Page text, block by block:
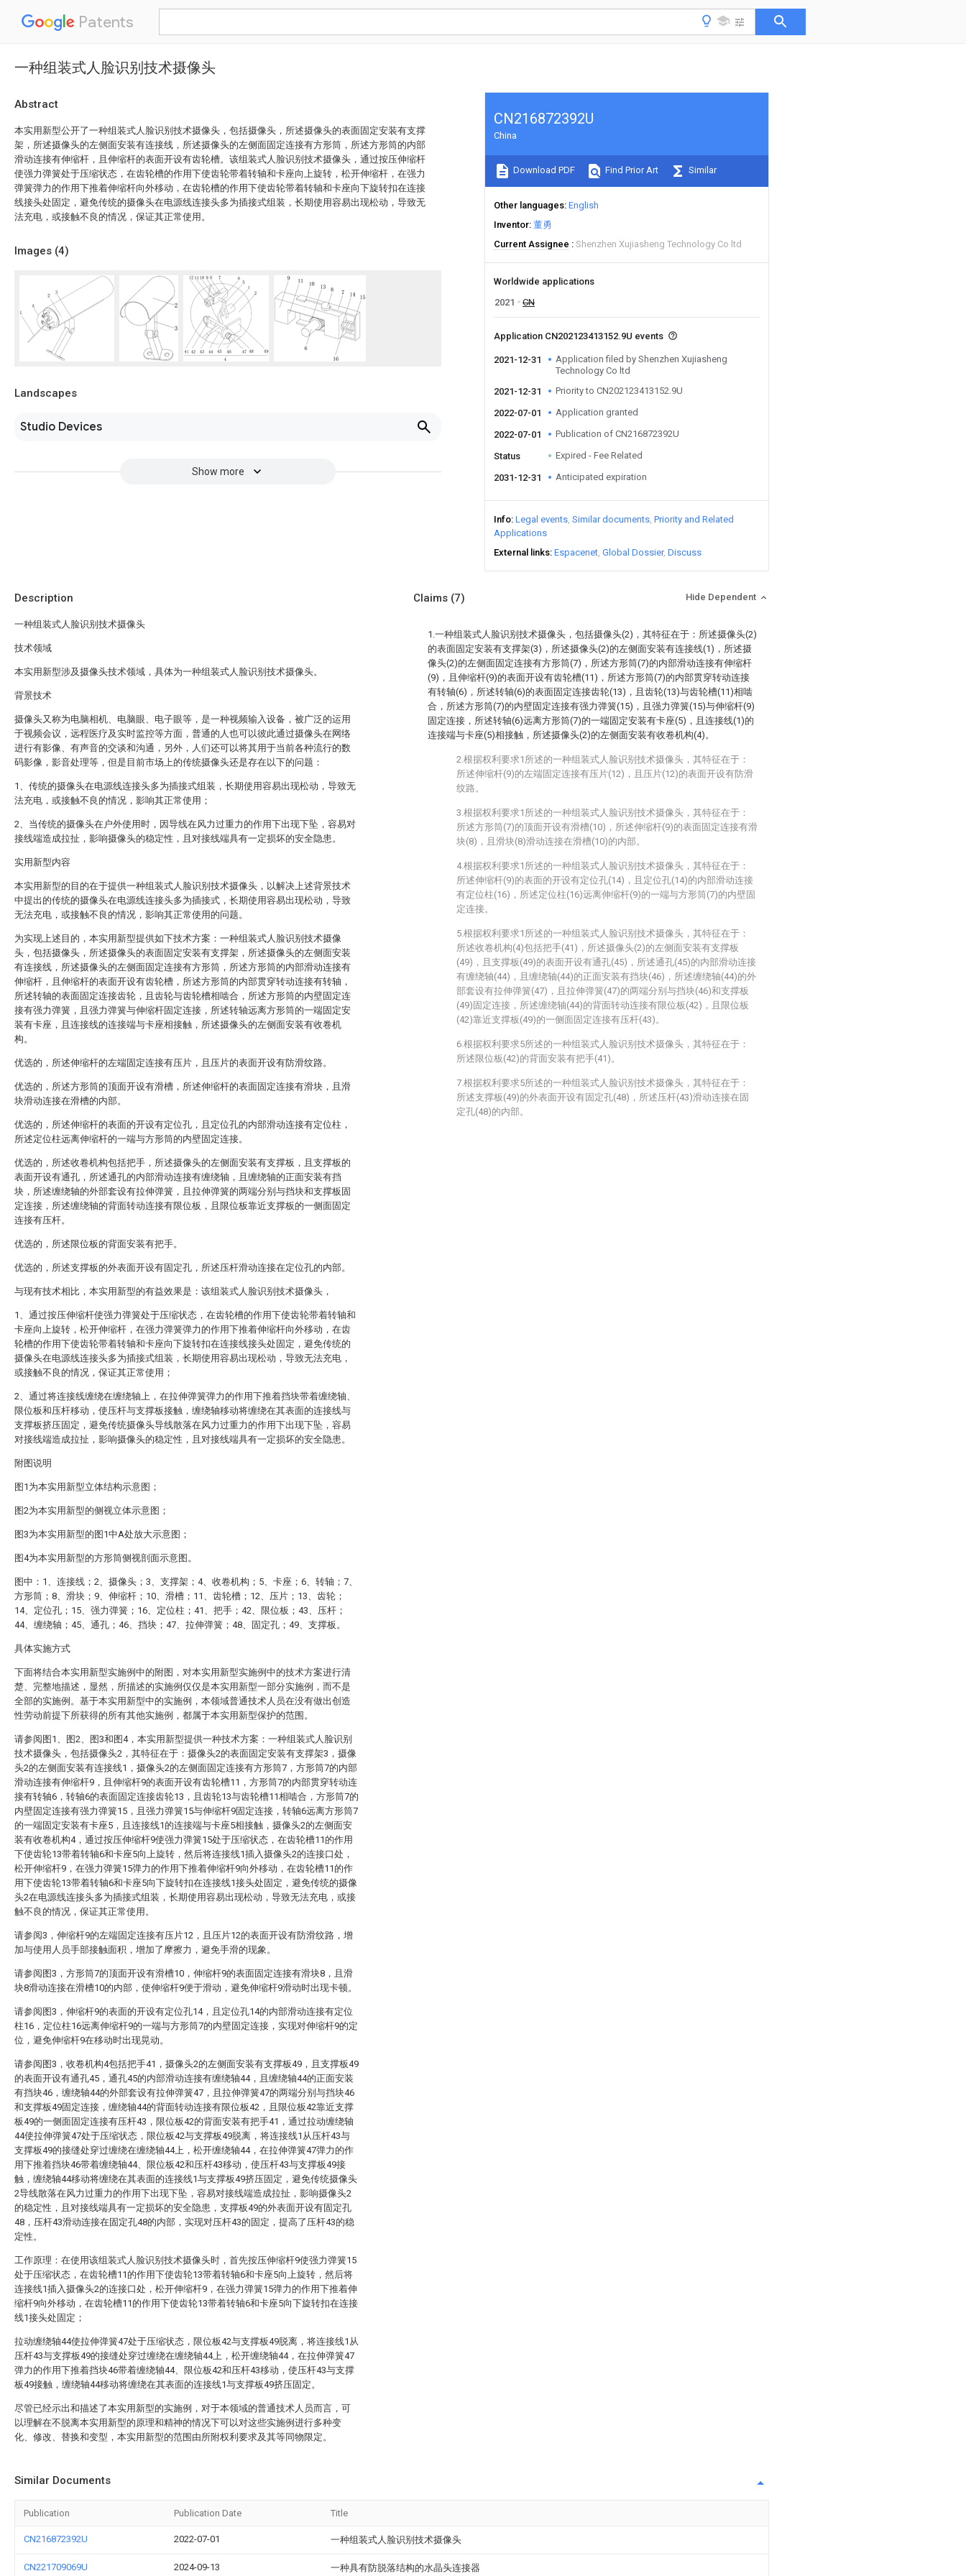
Patents
一种组装式人脸识别技术摄像头
Abstract
本实用新型公开了一种组装式人脸识别技术摄像头，包括摄像头，所述摄像头的表面固定安装有支撑
架，所述摄像头的左侧面安装有连接线，所述摄像头的左侧面固定连接有方形筒，所述方形筒的内部
滑动连接有伸缩杆，且伸缩杆的表面开设有齿轮槽。该组装式人脸识别技术摄像头，通过按压伸缩杆
使强力弹簧处于压缩状态，在齿轮槽的作用下使齿轮带着转轴和卡座向上旋转，松开伸缩杆，在强力
弹簧弹力的作用下推着伸缩杆向外移动，在齿轮槽的作用下使齿轮带着转轴和卡座向下旋转扣在连接
线接头处固定，避免传统的摄像头在电源线连接头多为插接式组装，长期使用容易出现松动，导致无
法充电，或接触不良的情况，保证其正常使用。
Images (4)
Landscapes
Studio Devices
Show more
CN216872392U
China
Download PDF Find Prior Art Similar
Other languages English
Inventor 董勇
Current Assignee
Shenzhen Xujiasheng Technology Co ltd
Worldwide applications
2021
CN
Application CN202123413152.9U events
2021-12-31
Application filed by Shenzhen Xujiasheng
Technology Co ltd
2021-12-31
Priority to CN202123413152.9U
2022-07-01 Application granted
2022-07-01 Publication of CN216872392U
Status Expired - Fee Related
2031-12-31 Anticipated expiration
Info Legal events Similar documents Priority and Related
Applications
External links Espacenet Global Dossier Discuss
Description
一种组装式人脸识别技术摄像头
技术领域
本实用新型涉及摄像头技术领域，具体为一种组装式人脸识别技术摄像头。
背景技术
摄像头又称为电脑相机、电脑眼、电子眼等，是一种视频输入设备，被广泛的运用
于视频会议，远程医疗及实时监控等方面，普通的人也可以彼此通过摄像头在网络
进行有影像、有声音的交谈和沟通，另外，人们还可以将其用于当前各种流行的数
码影像，影音处理等，但是目前市场上的传统摄像头还是存在以下的问题：
1、传统的摄像头在电源线连接头多为插接式组装，长期使用容易出现松动，导致无
法充电，或接触不良的情况，影响其正常使用；
2、当传统的摄像头在户外使用时，因导线在风力过重力的作用下出现下坠，容易对
接线端造成拉扯，影响摄像头的稳定性，且对接线端具有一定损坏的安全隐患。
实用新型内容
本实用新型的目的在于提供一种组装式人脸识别技术摄像头，以解决上述背景技术
中提出的传统的摄像头在电源线连接头多为插接式，长期使用容易出现松动，导致
无法充电，或接触不良的情况，影响其正常使用的问题。
为实现上述目的，本实用新型提供如下技术方案：一种组装式人脸识别技术摄像
头，包括摄像头，所述摄像头的表面固定安装有支撑架，所述摄像头的左侧面安装
有连接线，所述摄像头的左侧面固定连接有方形筒，所述方形筒的内部滑动连接有
伸缩杆，且伸缩杆的表面开设有齿轮槽，所述方形筒的内部贯穿转动连接有转轴，
所述转轴的表面固定连接齿轮，且齿轮与齿轮槽相啮合，所述方形筒的内壁固定连
接有强力弹簧，且强力弹簧与伸缩杆固定连接，所述转轴远离方形筒的一端固定安
装有卡座，且连接线的连接端与卡座相接触，所述摄像头的左侧面安装有收卷机
构。
优选的，所述伸缩杆的左端固定连接有压片，且压片的表面开设有防滑纹路。
优选的，所述方形筒的顶面开设有滑槽，所述伸缩杆的表面固定连接有滑块，且滑
块滑动连接在滑槽的内部。
优选的，所述伸缩杆的表面的开设有定位孔，且定位孔的内部滑动连接有定位柱，
所述定位柱远离伸缩杆的一端与方形筒的内壁固定连接。
优选的，所述收卷机构包括把手，所述摄像头的左侧面安装有支撑板，且支撑板的
表面开设有通孔，所述通孔的内部滑动连接有缠绕轴，且缠绕轴的正面安装有挡
块，所述缠绕轴的外部套设有拉伸弹簧，且拉伸弹簧的两端分别与挡块和支撑板固
定连接，所述缠绕轴的背面转动连接有限位板，且限位板靠近支撑板的一侧面固定
连接有压杆。
优选的，所述限位板的背面安装有把手。
优选的，所述支撑板的外表面开设有固定孔，所述压杆滑动连接在定位孔的内部。
与现有技术相比，本实用新型的有益效果是：该组装式人脸识别技术摄像头，
1、通过按压伸缩杆使强力弹簧处于压缩状态，在齿轮槽的作用下使齿轮带着转轴和
卡座向上旋转，松开伸缩杆，在强力弹簧弹力的作用下推着伸缩杆向外移动，在齿
轮槽的作用下使齿轮带着转轴和卡座向下旋转扣在连接线接头处固定，避免传统的
摄像头在电源线连接头多为插接式组装，长期使用容易出现松动，导致无法充电，
或接触不良的情况，保证其正常使用；
2、通过将连接线缠绕在缠绕轴上，在拉伸弹簧弹力的作用下推着挡块带着缠绕轴、
限位板和压杆移动，使压杆与支撑板接触，缠绕轴移动将缠绕在其表面的连接线与
支撑板挤压固定，避免传统摄像头导线散落在风力过重力的作用下出现下坠，容易
对接线端造成拉扯，影响摄像头的稳定性，且对接线端具有一定损坏的安全隐患。
附图说明
图1为本实用新型立体结构示意图；
图2为本实用新型的侧视立体示意图；
图3为本实用新型的图1中A处放大示意图；
图4为本实用新型的方形筒侧视剖面示意图。
图中：1、连接线；2、摄像头；3、支撑架；4、收卷机构；5、卡座；6、转轴；7、
方形筒；8、滑块；9、伸缩杆；10、滑槽；11、齿轮槽；12、压片；13、齿轮；
14、定位孔；15、强力弹簧；16、定位柱；41、把手；42、限位板；43、压杆；
44、缠绕轴；45、通孔；46、挡块；47、拉伸弹簧；48、固定孔；49、支撑板。
具体实施方式
下面将结合本实用新型实施例中的附图，对本实用新型实施例中的技术方案进行清
楚、完整地描述，显然，所描述的实施例仅仅是本实用新型一部分实施例，而不是
全部的实施例。基于本实用新型中的实施例，本领域普通技术人员在没有做出创造
性劳动前提下所获得的所有其他实施例，都属于本实用新型保护的范围。
请参阅图1、图2、图3和图4，本实用新型提供一种技术方案：一种组装式人脸识别
技术摄像头，包括摄像头2，其特征在于：摄像头2的表面固定安装有支撑架3，摄像
头2的左侧面安装有连接线1，摄像头2的左侧面固定连接有方形筒7，方形筒7的内部
滑动连接有伸缩杆9，且伸缩杆9的表面开设有齿轮槽11，方形筒7的内部贯穿转动连
接有转轴6，转轴6的表面固定连接齿轮13，且齿轮13与齿轮槽11相啮合，方形筒7的
内壁固定连接有强力弹簧15，且强力弹簧15与伸缩杆9固定连接，转轴6远离方形筒7
的一端固定安装有卡座5，且连接线1的连接端与卡座5相接触，摄像头2的左侧面安
装有收卷机构4，通过按压伸缩杆9使强力弹簧15处于压缩状态，在齿轮槽11的作用
下使齿轮13带着转轴6和卡座5向上旋转，然后将连接线1插入摄像头2的连接口处，
松开伸缩杆9，在强力弹簧15弹力的作用下推着伸缩杆9向外移动，在齿轮槽11的作
用下使齿轮13带着转轴6和卡座5向下旋转扣在连接线1接头处固定，避免传统的摄像
头2在电源线连接头多为插接式组装，长期使用容易出现松动，导致无法充电，或接
触不良的情况，保证其正常使用。
请参阅3，伸缩杆9的左端固定连接有压片12，且压片12的表面开设有防滑纹路，增
加与使用人员手部接触面积，增加了摩擦力，避免手滑的现象。
请参阅图3，方形筒7的顶面开设有滑槽10，伸缩杆9的表面固定连接有滑块8，且滑
块8滑动连接在滑槽10的内部，使伸缩杆9便于滑动，避免伸缩杆9滑动时出现卡顿。
请参阅图3，伸缩杆9的表面的开设有定位孔14，且定位孔14的内部滑动连接有定位
柱16，定位柱16远离伸缩杆9的一端与方形筒7的内壁固定连接，实现对伸缩杆9的定
位，避免伸缩杆9在移动时出现晃动。
请参阅图3，收卷机构4包括把手41，摄像头2的左侧面安装有支撑板49，且支撑板49
的表面开设有通孔45，通孔45的内部滑动连接有缠绕轴44，且缠绕轴44的正面安装
有挡块46，缠绕轴44的外部套设有拉伸弹簧47，且拉伸弹簧47的两端分别与挡块46
和支撑板49固定连接，缠绕轴44的背面转动连接有限位板42，且限位板42靠近支撑
板49的一侧面固定连接有压杆43，限位板42的背面安装有把手41，通过拉动缠绕轴
44使拉伸弹簧47处于压缩状态，限位板42与支撑板49脱离，将连接线1从压杆43与
支撑板49的接缝处穿过缠绕在缠绕轴44上，松开缠绕轴44，在拉伸弹簧47弹力的作
用下推着挡块46带着缠绕轴44、限位板42和压杆43移动，使压杆43与支撑板49接
触，缠绕轴44移动将缠绕在其表面的连接线1与支撑板49挤压固定，避免传统摄像头
2导线散落在风力过重力的作用下出现下坠，容易对接线端造成拉扯，影响摄像头2
的稳定性，且对接线端具有一定损坏的安全隐患，支撑板49的外表面开设有固定孔
48，压杆43滑动连接在固定孔48的内部，实现对压杆43的固定，提高了压杆43的稳
定性。
工作原理：在使用该组装式人脸识别技术摄像头时，首先按压伸缩杆9使强力弹簧15
处于压缩状态，在齿轮槽11的作用下使齿轮13带着转轴6和卡座5向上旋转，然后将
连接线1插入摄像头2的连接口处，松开伸缩杆9，在强力弹簧15弹力的作用下推着伸
缩杆9向外移动，在齿轮槽11的作用下使齿轮13带着转轴6和卡座5向下旋转扣在连接
线1接头处固定；
拉动缠绕轴44使拉伸弹簧47处于压缩状态，限位板42与支撑板49脱离，将连接线1从
压杆43与支撑板49的接缝处穿过缠绕在缠绕轴44上，松开缠绕轴44，在拉伸弹簧47
弹力的作用下推着挡块46带着缠绕轴44、限位板42和压杆43移动，使压杆43与支撑
板49接触，缠绕轴44移动将缠绕在其表面的连接线1与支撑板49挤压固定。
尽管已经示出和描述了本实用新型的实施例，对于本领域的普通技术人员而言，可
以理解在不脱离本实用新型的原理和精神的情况下可以对这些实施例进行多种变
化、修改、替换和变型，本实用新型的范围由所附权利要求及其等同物限定。
Claims (7) Hide Dependent
1.一种组装式人脸识别技术摄像头，包括摄像头(2)，其特征在于：所述摄像头(2)
的表面固定安装有支撑架(3)，所述摄像头(2)的左侧面安装有连接线(1)，所述摄
像头(2)的左侧面固定连接有方形筒(7)，所述方形筒(7)的内部滑动连接有伸缩杆
(9)，且伸缩杆(9)的表面开设有齿轮槽(11)，所述方形筒(7)的内部贯穿转动连接
有转轴(6)，所述转轴(6)的表面固定连接齿轮(13)，且齿轮(13)与齿轮槽(11)相啮
合，所述方形筒(7)的内壁固定连接有强力弹簧(15)，且强力弹簧(15)与伸缩杆(9)
固定连接，所述转轴(6)远离方形筒(7)的一端固定安装有卡座(5)，且连接线(1)的
连接端与卡座(5)相接触，所述摄像头(2)的左侧面安装有收卷机构(4)。
2.根据权利要求1所述的一种组装式人脸识别技术摄像头，其特征在于：
所述伸缩杆(9)的左端固定连接有压片(12)，且压片(12)的表面开设有防滑
纹路。
3.根据权利要求1所述的一种组装式人脸识别技术摄像头，其特征在于：
所述方形筒(7)的顶面开设有滑槽(10)，所述伸缩杆(9)的表面固定连接有滑
块(8)，且滑块(8)滑动连接在滑槽(10)的内部。
4.根据权利要求1所述的一种组装式人脸识别技术摄像头，其特征在于：
所述伸缩杆(9)的表面的开设有定位孔(14)，且定位孔(14)的内部滑动连接
有定位柱(16)，所述定位柱(16)远离伸缩杆(9)的一端与方形筒(7)的内壁固
定连接。
5.根据权利要求1所述的一种组装式人脸识别技术摄像头，其特征在于：
所述收卷机构(4)包括把手(41)，所述摄像头(2)的左侧面安装有支撑板
(49)，且支撑板(49)的表面开设有通孔(45)，所述通孔(45)的内部滑动连接
有缠绕轴(44)，且缠绕轴(44)的正面安装有挡块(46)，所述缠绕轴(44)的外
部套设有拉伸弹簧(47)，且拉伸弹簧(47)的两端分别与挡块(46)和支撑板
(49)固定连接，所述缠绕轴(44)的背面转动连接有限位板(42)，且限位板
(42)靠近支撑板(49)的一侧面固定连接有压杆(43)。
6.根据权利要求5所述的一种组装式人脸识别技术摄像头，其特征在于：
所述限位板(42)的背面安装有把手(41)。
7.根据权利要求5所述的一种组装式人脸识别技术摄像头，其特征在于：
所述支撑板(49)的外表面开设有固定孔(48)，所述压杆(43)滑动连接在固
定孔(48)的内部。
Similar Documents
Publication Publication Date Title
CN216872392U 2022-07-01 一种组装式人脸识别技术摄像头
CN221709069U 2024-09-13 一种具有防脱落结构的水晶头连接器